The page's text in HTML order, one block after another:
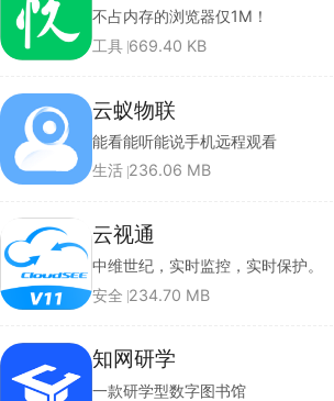
不占内存的浏览器仅1M！
工具 669.40 KB
云蚁物联
能看能听能说手机远程观看
生活 236.06 MB
云视通
中维世纪，实时监控，实时保护。
安全 234.70 MB
知网研学
一款研学型数字图书馆